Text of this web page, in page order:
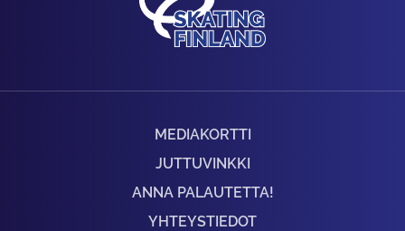
MEDIAKORTTI
JUTTUVINKKI
ANNA PALAUTETTA!
YHTEYSTIEDOT